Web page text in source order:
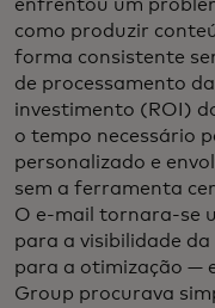
enfrentou um
como produzir
forma consistente
de processamento
investimento (ROI)
o tempo necessário
personalizado e
sem a ferramenta
O e-mail tornara-se
para a visibilidade da
para a otimização —
Group procurava